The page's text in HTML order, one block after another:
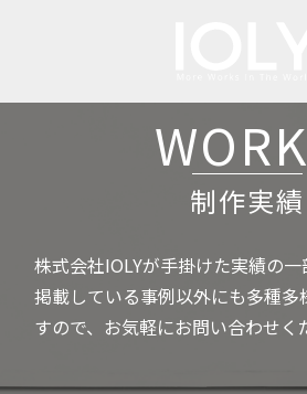
制作実績
株式会社IOLYが手掛けた実績の一
掲載している事例以外にも多種多
すので、お気軽にお問い合わせく